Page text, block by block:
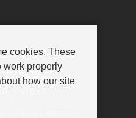
cookies. These
work properly
how our site